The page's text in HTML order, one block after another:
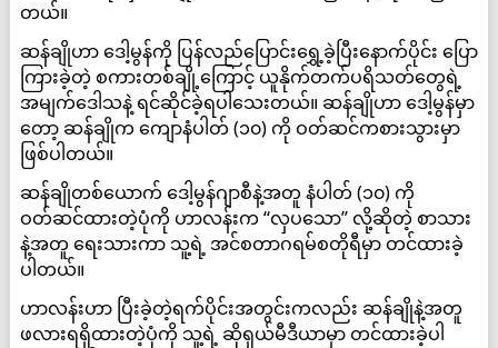
တယ်။
ဆန်ချိုဟာ ဒေါ့မွန်ကို ပြန်လည်ပြောင်းရွှေ့ခဲ့ပြီးနောက်ပိုင်း ပြော
ကြားခဲ့တဲ့ စကားတစ်ချို့ကြောင့် ယူနိုက်တက်ပရိသတ်တွေရဲ့
အမျက်ဒေါသနဲ့ ရင်ဆိုင်ခဲ့ရပါသေးတယ်။ ဆန်ချိုဟာ ဒေါ့မွန်မှာ
တော့ ဆန်ချိုက ကျောနံပါတ် (၁၀) ကို ဝတ်ဆင်ကစားသွားမှာ
ဖြစ်ပါတယ်။
ဆန်ချိုတစ်ယောက် ဒေါ့မွန်ဂျာစီနဲ့အတူ နံပါတ် (၁၀) ကို
ဝတ်ဆင်ထားတဲ့ပုံကို ဟာလန်းက “လှပသော” လို့ဆိုတဲ့ စာသား
နဲ့အတူ ရေးသားကာ သူ့ရဲ့ အင်စတာဂရမ်စတိုရီမှာ တင်ထားခဲ့
ပါတယ်။
ဟာလန်းဟာ ပြီးခဲ့တဲ့ရက်ပိုင်းအတွင်းကလည်း ဆန်ချိုနဲ့အတူ
ဖလားရရှိထားတဲ့ပုံကို သူ့ရဲ့ ဆိုရှယ်မီဒီယာမှာ တင်ထားခဲ့ပါ